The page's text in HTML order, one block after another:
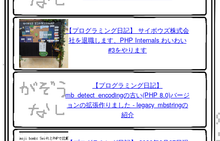
【プログラミング日記】 サイボウズ株式会
社を退職します、PHP Internals わいわい
#3をやります
【プログラミング日記】
mb_detect_encodingの古い(PHP 8.0)バージ
ョンの拡張作りました - legacy_mbstringの
紹介